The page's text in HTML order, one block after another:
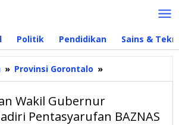
Politik Pendidikan Sains &
» Provinsi Gorontalo »
dan
Gorontalo
Wakil Gubernur
Pentasyarufan BAZNAS